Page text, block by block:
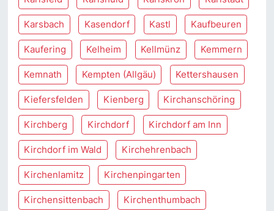
Karsbach Kasendorf Kastl Kaufbeuren
Kaufering Kelheim Kellmünz Kemmern
Kemnath Kempten (Allgäu) Kettershausen
Kiefersfelden Kienberg Kirchanschöring
Kirchberg Kirchdorf Kirchdorf am Inn
Kirchdorf im Wald Kirchehrenbach
Kirchenlamitz Kirchenpingarten
Kirchensittenbach Kirchenthumbach